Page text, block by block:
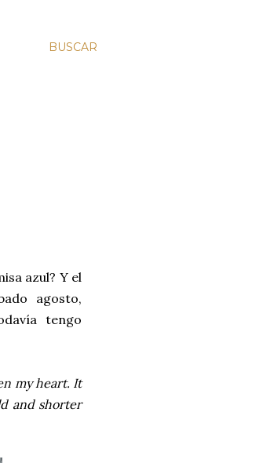
BUSCAR
azul? Y el
agosto,
tengo
my heart. It
and shorter